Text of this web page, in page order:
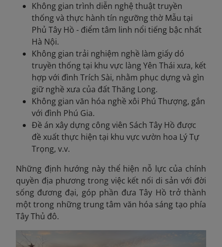
Không gian trình diễn nghệ thuật truyền
thống và thực hành tín ngưỡng thờ Mẫu tại
Phủ Tây Hồ - điểm tâm linh nổi tiếng bậc nhất
Hà Nội.
Không gian trải nghiệm nghề làm giấy dó
truyền thống tại khu vực làng Yên Thái xưa, kết
hợp với đình Trích Sài, nhằm phục dựng và gìn
giữ nghề xưa của đất Thăng Long.
Không gian văn hóa nghề xôi Phú Thượng, gắn
với đình Phú Gia.
Đề án xây dựng công viên Sách Tây Hồ được
đề xuất thực hiện tại khu vực vườn hoa Lý Tự
Trọng, v.v.
Những định hướng này thể hiện nỗ lực của chính
quyền địa phương trong việc kết nối di sản với đời
sống đương đại, góp phần đưa Tây Hồ trở thành
một trong những trung tâm văn hóa sáng tạo phía
Tây Thủ đô.